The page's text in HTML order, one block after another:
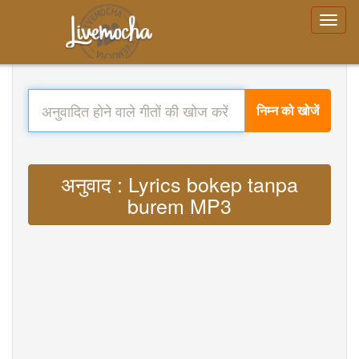
निम्न को खोजें
अनुवाद : Lyrics bokep tanpa
burem MP3